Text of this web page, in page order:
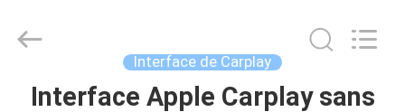
MAISON
Automobile
Electron
Interface de Carplay
Interface Apple Carplay sans